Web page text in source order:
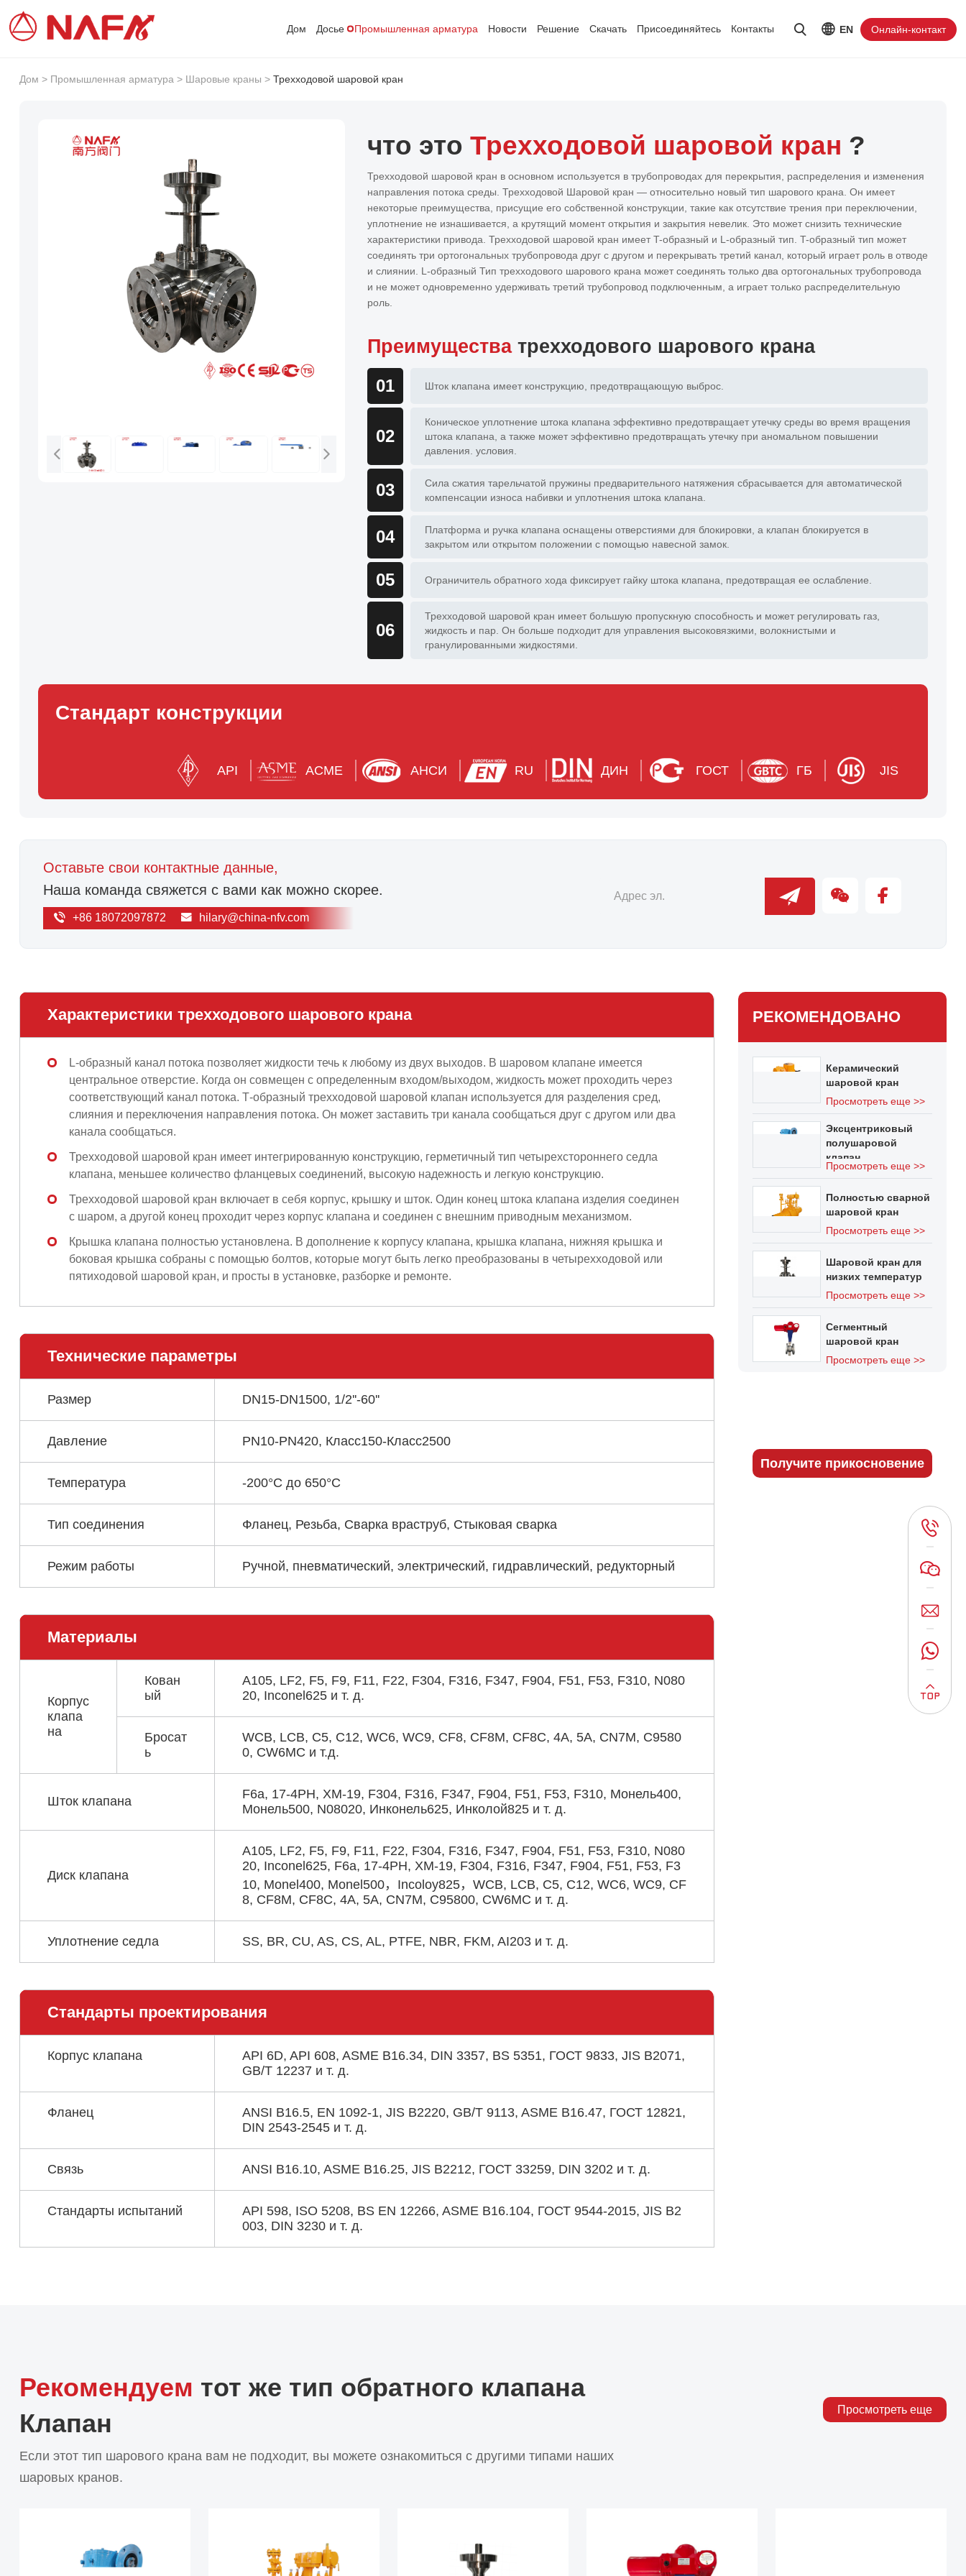
Дом Досье Промышленная арматура Новости Решение Скачать Присоединяйтесь Контакты EN Онлайн-контакт
Дом > Промышленная арматура > Шаровые краны > Трехходовой шаровой кран
что это Трехходовой шаровой кран ?
Трехходовой шаровой кран в основном используется в трубопроводах для перекрытия, распределения и изменения
направления потока среды. Трехходовой Шаровой кран — относительно новый тип шарового крана. Он имеет
некоторые преимущества, присущие его собственной конструкции, такие как отсутствие трения при переключении,
уплотнение не изнашивается, а крутящий момент открытия и закрытия невелик. Это может снизить технические
характеристики привода. Трехходовой шаровой кран имеет T-образный и L-образный тип. T-образный тип может
соединять три ортогональных трубопровода друг с другом и перекрывать третий канал, который играет роль в отводе
и слиянии. L-образный Тип трехходового шарового крана может соединять только два ортогональных трубопровода
и не может одновременно удерживать третий трубопровод подключенным, а играет только распределительную
роль.
Преимуществатрехходового шарового крана
01 Шток клапана имеет конструкцию, предотвращающую выброс.
02
Коническое уплотнение штока клапана эффективно предотвращает утечку среды во время вращения
штока клапана, а также может эффективно предотвращать утечку при аномальном повышении
давления. условия.
03
Сила сжатия тарельчатой пружины предварительного натяжения сбрасывается для автоматической
компенсации износа набивки и уплотнения штока клапана.
04
Платформа и ручка клапана оснащены отверстиями для блокировки, а клапан блокируется в
закрытом или открытом положении с помощью навесной замок.
05 Ограничитель обратного хода фиксирует гайку штока клапана, предотвращая ее ослабление.
06
Трехходовой шаровой кран имеет большую пропускную способность и может регулировать газ,
жидкость и пар. Он больше подходит для управления высоковязкими, волокнистыми и
гранулированными жидкостями.
Стандарт конструкции
API АСМЕ АНСИ RU ДИН ГОСТ ГБ JIS
Оставьте свои контактные данные,
Наша команда свяжется с вами как можно скорее.
+86 18072097872 hilary@china-nfv.com
Характеристики трехходового шарового крана
L-образный канал потока позволяет жидкости течь к любому из двух выходов. В шаровом клапане имеется
центральное отверстие. Когда он совмещен с определенным входом/выходом, жидкость может проходить через
соответствующий канал потока. Т-образный трехходовой шаровой клапан используется для разделения сред,
слияния и переключения направления потока. Он может заставить три канала сообщаться друг с другом или два
канала сообщаться.
Трехходовой шаровой кран имеет интегрированную конструкцию, герметичный тип четырехстороннего седла
клапана, меньшее количество фланцевых соединений, высокую надежность и легкую конструкцию.
Трехходовой шаровой кран включает в себя корпус, крышку и шток. Один конец штока клапана изделия соединен
с шаром, а другой конец проходит через корпус клапана и соединен с внешним приводным механизмом.
Крышка клапана полностью установлена. В дополнение к корпусу клапана, крышка клапана, нижняя крышка и
боковая крышка собраны с помощью болтов, которые могут быть легко преобразованы в четырехходовой или
пятиходовой шаровой кран, и просты в установке, разборке и ремонте.
Технические параметры
Размер DN15-DN1500, 1/2''-60''
Давление PN10-PN420, Класс150-Класс2500
Температура -200°С до 650°С
Тип соединения Фланец, Резьба, Сварка враструб, Стыковая сварка
Режим работы Ручной, пневматический, электрический, гидравлический, редукторный
Материалы
Корпус
клапа
на
Кован
ый
A105, LF2, F5, F9, F11, F22, F304, F316, F347, F904, F51, F53, F310, N080
20, Inconel625 и т. д.
Бросат
ь
WCB, LCB, C5, C12, WC6, WC9, CF8, CF8M, CF8C, 4A, 5A, CN7M, C9580
0, CW6MC и т.д.
Шток клапана
F6a, 17-4PH, XM-19, F304, F316, F347, F904, F51, F53, F310, Монель400,
Монель500, N08020, Инконель625, Инколой825 и т. д.
Диск клапана
A105, LF2, F5, F9, F11, F22, F304, F316, F347, F904, F51, F53, F310, N080
20, Inconel625, F6a, 17-4PH, XM-19, F304, F316, F347, F904, F51, F53, F3
10, Monel400, Monel500，Incoloy825，WCB, LCB, C5, C12, WC6, WC9, CF
8, CF8M, CF8C, 4A, 5A, CN7M, C95800, CW6MC и т. д.
Уплотнение седла SS, BR, CU, AS, CS, AL, PTFE, NBR, FKM, AI203 и т. д.
Стандарты проектирования
Корпус клапана
API 6D, API 608, ASME B16.34, DIN 3357, BS 5351, ГОСТ 9833, JIS B2071,
GB/T 12237 и т. д.
Фланец
ANSI B16.5, EN 1092-1, JIS B2220, GB/T 9113, ASME B16.47, ГОСТ 12821,
DIN 2543-2545 и т. д.
Связь ANSI B16.10, ASME B16.25, JIS B2212, ГОСТ 33259, DIN 3202 и т. д.
Стандарты испытаний
API 598, ISO 5208, BS EN 12266, ASME B16.104, ГОСТ 9544-2015, JIS B2
003, DIN 3230 и т. д.
РЕКОМЕНДОВАНО
Керамический
шаровой кран
Просмотреть еще >>
Эксцентриковый
полушаровой
клапан
Просмотреть еще >>
Полностью сварной
шаровой кран
Просмотреть еще >>
Шаровой кран для
низких температур
Просмотреть еще >>
Сегментный
шаровой кран
Просмотреть еще >>
Получите прикосновение
Рекомендуем тот же тип обратного клапана
Клапан
Если этот тип шарового крана вам не подходит, вы можете ознакомиться с другими типами наших
шаровых кранов.
Просмотреть еще